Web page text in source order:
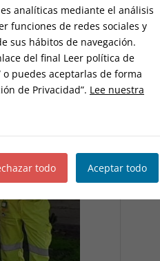
analíticas mediante el análisis
funciones de redes sociales y
sus hábitos de navegación.
del final Leer política de
o puedes aceptarlas de forma
de Privacidad”. Lee nuestra
todo Aceptar todo